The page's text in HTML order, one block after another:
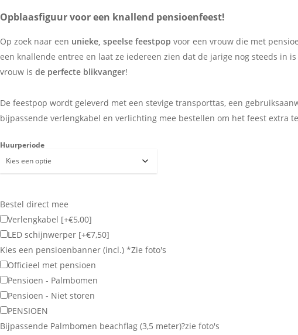
Opblaasfiguur voor een knallend pensioenfeest!
Op zoek naar een unieke, speelse feestpop voor een vrouw die met
een knallende entree en laat ze iedereen zien dat de jarige nog steeds in
vrouw is de perfecte blikvanger!
De feestpop wordt geleverd met een stevige transporttas, een
bijpassende verlengkabel en verlichting mee bestellen om het feest extra
Huurperiode
Bestel direct mee
Verlengkabel [+€5,00]
LED schijnwerper [+€7,50]
Kies een pensioenbanner (incl.) *Zie foto's
Officieel met pensioen
Pensioen - Palmbomen
Pensioen - Niet storen
PENSIOEN
Bijpassende Palmbomen beachflag (3,5 meter)?zie foto's